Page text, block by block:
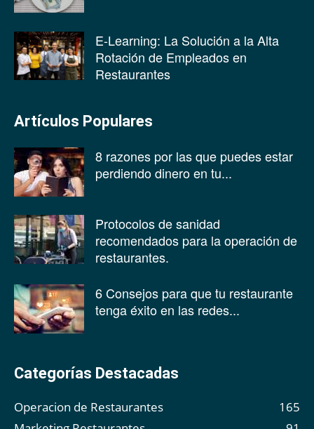
E-Learning: La Solución a la Alta
Rotación de Empleados en
Restaurantes
Artículos Populares
8 razones por las que puedes estar
perdiendo dinero en tu...
Protocolos de sanidad
recomendados para la operación de
restaurantes.
6 Consejos para que tu restaurante
tenga éxito en las redes...
Categorías Destacadas
Operacion de Restaurantes
165